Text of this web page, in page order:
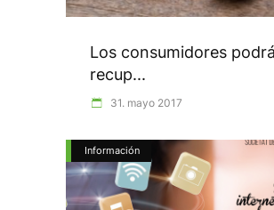
Los consumidores
recup...
31. mayo 2017
Información